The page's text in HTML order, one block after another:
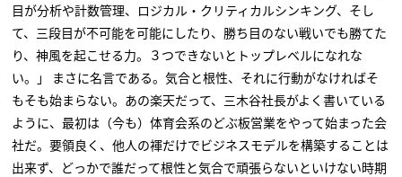
目が分析や計数管理、ロジカル・クリティカルシンキング、そし
て、三段目が不可能を可能にしたり、勝ち目のない戦いでも勝てた
り、神風を起こせる力。３つできないとトップレベルになれな
い。」 まさに名言である。気合と根性、それに行動がなければそ
もそも始まらない。あの楽天だって、三木谷社長がよく書いている
ように、最初は（今も）体育会系のどぶ板営業をやって始まった会
社だ。要領良く、他人の褌だけでビジネスモデルを構築することは
出来ず、どっかで誰だって根性と気合で頑張らないといけない時期